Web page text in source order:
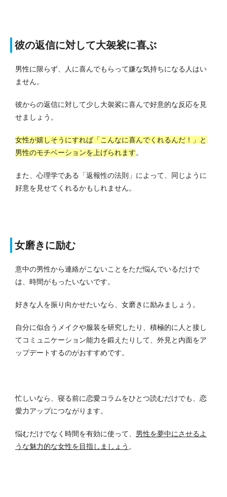
彼の返信に対して大袈裟に喜ぶ
男性に限らず、人に喜んでもらって嫌な気持ちになる人はい
ません。
彼からの返信に対して少し大袈裟に喜んで好意的な反応を見
せましょう。
女性が嬉しそうにすれば「こんなに喜んでくれるんだ！」と
男性のモチベーションを上げられます。
また、心理学である「返報性の法則」によって、同じように
好意を見せてくれるかもしれません。
女磨きに励む
意中の男性から連絡がこないことをただ悩んでいるだけで
は、時間がもったいないです。
好きな人を振り向かせたいなら、女磨きに励みましょう。
自分に似合うメイクや服装を研究したり、積極的に人と接し
てコミュニケーション能力を鍛えたりして、外見と内面をア
ップデートするのがおすすめです。
忙しいなら、寝る前に恋愛コラムをひとつ読むだけでも、恋
愛力アップにつながります。
悩むだけでなく時間を有効に使って、 男性を夢中にさせるよ
うな魅力的な女性を目指しましょう 。